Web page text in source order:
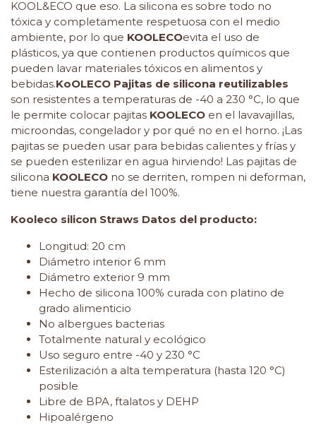
KOOL&ECO que eso. La silicona es sobre todo no
tóxica y completamente respetuosa con el medio
ambiente, por lo que KOOLECOevita el uso de
plásticos, ya que contienen productos químicos que
pueden lavar materiales tóxicos en alimentos y
bebidas.KoOLECO Pajitas de silicona reutilizables
son resistentes a temperaturas de -40 a 230 °C, lo que
le permite colocar pajitas KOOLECO en el lavavajillas,
microondas, congelador y por qué no en el horno. ¡Las
pajitas se pueden usar para bebidas calientes y frías y
se pueden esterilizar en agua hirviendo! Las pajitas de
silicona KOOLECO no se derriten, rompen ni deforman,
tiene nuestra garantía del 100%.
Kooleco silicon Straws Datos del producto:
Longitud: 20 cm
Diámetro interior 6 mm
Diámetro exterior 9 mm
Hecho de silicona 100% curada con platino de
grado alimenticio
No albergues bacterias
Totalmente natural y ecológico
Uso seguro entre -40 y 230 °C
Esterilización a alta temperatura (hasta 120 °C)
posible
Libre de BPA, ftalatos y DEHP
Hipoalérgeno